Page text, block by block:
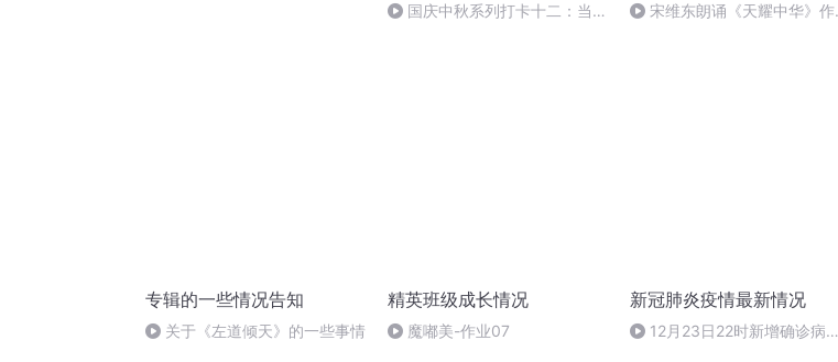
国庆中秋系列打卡十二：当阳
宋维东朗诵《天耀中华》作
专辑的一些情况告知
关于《左道倾天》的一些事情
精英班级成长情况
魔嘟美-作业07
新冠肺炎疫情最新情况
12月23日22时新增确诊病例